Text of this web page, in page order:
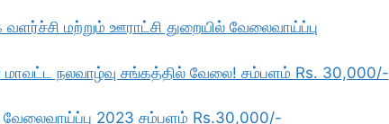
வளர்ச்சி மற்றும் ஊராட்சி துறையில் வேலைவாய்ப்பு
மாவட்ட நலவாழ்வு சங்கத்தில் வேலை! சம்பளம் Rs. 30,000/-
2023 சம்பளம் Rs.30,000/-